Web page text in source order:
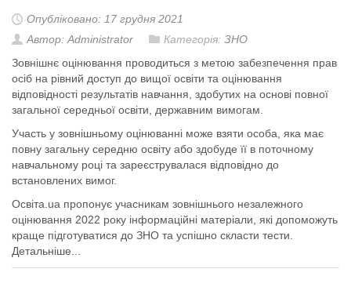
Опубліковано: 17 грудня 2021
Автор: Administrator
Категорія: ЗНО
Зовнішнє оцінювання проводиться з метою забезпечення прав
осіб на рівний доступ до вищої освіти та оцінювання
відповідності результатів навчання, здобутих на основі повної
загальної середньої освіти, державним вимогам.
Участь у зовнішньому оцінюванні може взяти особа, яка має
повну загальну середню освіту або здобуде її в поточному
навчальному році та зареєструвалася відповідно до
встановлених вимог.
Освіта.ua пропонує учасникам зовнішнього незалежного
оцінювання 2022 року інформаційні матеріали, які допоможуть
краще підготуватися до ЗНО та успішно скласти тести.
Детальніше...